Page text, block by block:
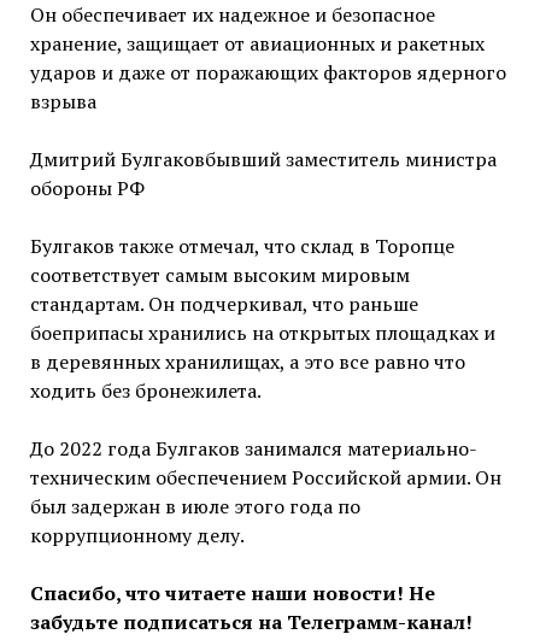
Он обеспечивает их надежное и безопасное
хранение, защищает от авиационных и ракетных
ударов и даже от поражающих факторов ядерного
взрыва
Дмитрий Булгаковбывший заместитель министра
обороны РФ
Булгаков также отмечал, что склад в Торопце
соответствует самым высоким мировым
стандартам. Он подчеркивал, что раньше
боеприпасы хранились на открытых площадках и
в деревянных хранилищах, а это все равно что
ходить без бронежилета.
До 2022 года Булгаков занимался материально-
техническим обеспечением Российской армии. Он
был задержан в июле этого года по
коррупционному делу.
Спасибо, что читаете наши новости! Не
забудьте подписаться на Телеграмм-канал!